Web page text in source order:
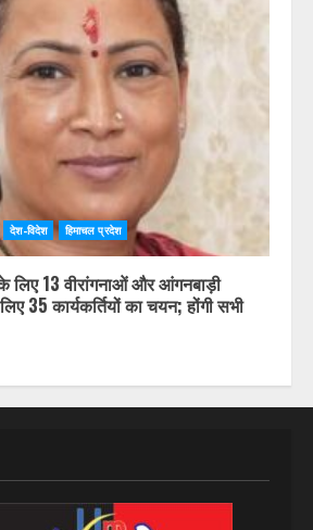
देश-विदेश हिमाचल प्रदेश
लिए 13 वीरांगनाओं और आंगनबाड़ी
35 कार्यकर्तियों का चयन; होंगी सभी